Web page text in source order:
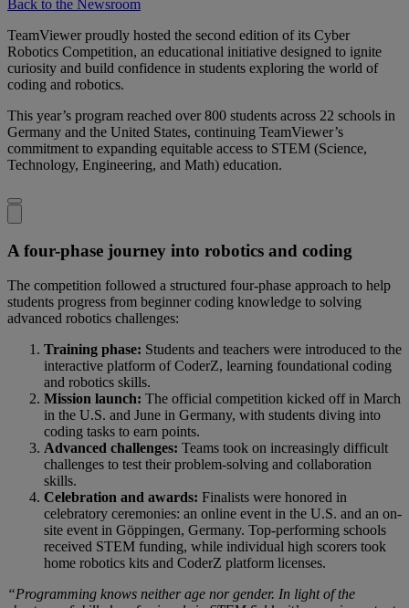
Back to the Newsroom
TeamViewer proudly hosted the second edition of its Cyber
Robotics Competition, an educational initiative designed to ignite
curiosity and build confidence in students exploring the world of
coding and robotics.
This year’s program reached over 800 students across 22 schools in
Germany and the United States, continuing TeamViewer’s
commitment to expanding equitable access to STEM (Science,
Technology, Engineering, and Math) education.
A four-phase journey into robotics and coding
The competition followed a structured four-phase approach to help
students progress from beginner coding knowledge to solving
advanced robotics challenges:
Training phase: Students and teachers were introduced to the
interactive platform of CoderZ, learning foundational coding
and robotics skills.
Mission launch: The official competition kicked off in March
in the U.S. and June in Germany, with students diving into
coding tasks to earn points.
Advanced challenges: Teams took on increasingly difficult
challenges to test their problem-solving and collaboration
skills.
Celebration and awards: Finalists were honored in
celebratory ceremonies: an online event in the U.S. and an on-
site event in Göppingen, Germany. Top-performing schools
received STEM funding, while individual high scorers took
home robotics kits and CoderZ platform licenses.
“Programming knows neither age nor gender. In light of the